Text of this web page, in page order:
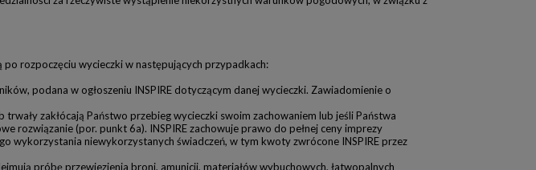
rozpoczęciu wycieczki w następujących przypadkach:
podana w ogłoszeniu INSPIRE dotyczącym danej wycieczki. Zawiadomienie o
zakłócają Państwo przebieg wycieczki swoim zachowaniem lub jeśli Państwa
rozwiązanie (por. punkt 6a). INSPIRE zachowuje prawo do pełnej ceny imprezy
wykorzystania niewykorzystanych świadczeń, w tym kwoty zwrócone INSPIRE przez
próbę przewiezienia broni, amunicji, materiałów wybuchowych, łatwopalnych